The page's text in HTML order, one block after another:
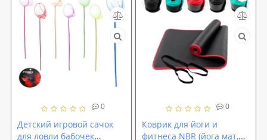
0
Детский игровой сачок
для ловли бабочек
0
Коврик для йоги и
фитнеса NBR (йога мат,